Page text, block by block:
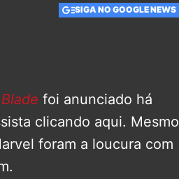
SIGA NO GOOGLE NEWS
foi anunciado há
clicando aqui. Mesmo
foram a loucura com